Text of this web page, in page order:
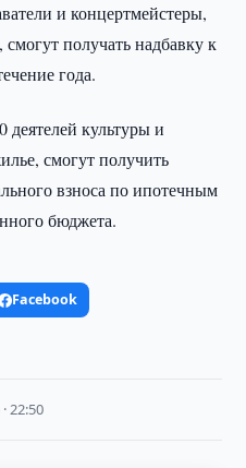
и концертмейстеры,
получать надбавку к
года.
деятелей культуры и
смогут получить
взноса по ипотечным
бюджета.
Facebook
22:50